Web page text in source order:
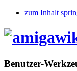
zum Inhalt
Benutzer-